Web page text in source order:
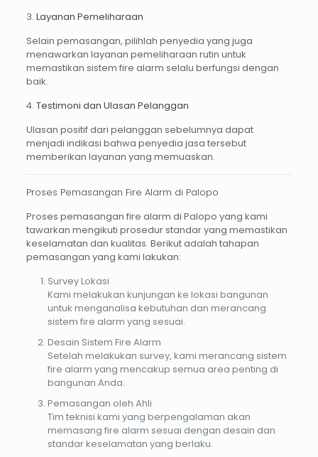
3. Layanan Pemeliharaan
Selain pemasangan, pilihlah penyedia yang juga
menawarkan layanan pemeliharaan rutin untuk
memastikan sistem fire alarm selalu berfungsi dengan
baik.
4. Testimoni dan Ulasan Pelanggan
Ulasan positif dari pelanggan sebelumnya dapat
menjadi indikasi bahwa penyedia jasa tersebut
memberikan layanan yang memuaskan.
Proses Pemasangan Fire Alarm di Palopo
Proses pemasangan fire alarm di Palopo yang kami
tawarkan mengikuti prosedur standar yang memastikan
keselamatan dan kualitas. Berikut adalah tahapan
pemasangan yang kami lakukan:
Survey Lokasi
Kami melakukan kunjungan ke lokasi bangunan
untuk menganalisa kebutuhan dan merancang
sistem fire alarm yang sesuai.
Desain Sistem Fire Alarm
Setelah melakukan survey, kami merancang sistem
fire alarm yang mencakup semua area penting di
bangunan Anda.
Pemasangan oleh Ahli
Tim teknisi kami yang berpengalaman akan
memasang fire alarm sesuai dengan desain dan
standar keselamatan yang berlaku.